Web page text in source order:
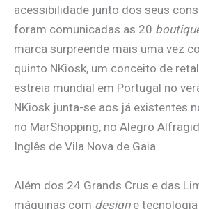
acessibilidade junto dos seus
foram comunicadas as 20
marca surpreende mais uma vez
quinto NKiosk, um conceito de
estreia mundial em Portugal no
NKiosk junta-se aos já existentes
no MarShopping, no Alegro
Inglês de Vila Nova de Gaia.
Além dos 24 Grands Crus e das
máquinas com designe tecnologia